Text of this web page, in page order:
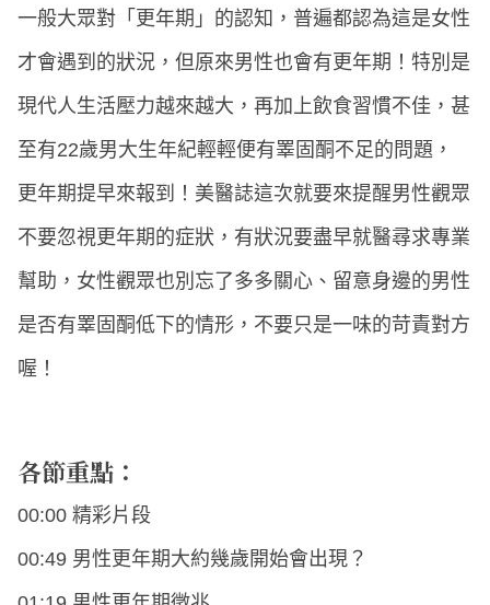
一般大眾對「更年期」的認知，普遍都認為這是女性
才會遇到的狀況，但原來男性也會有更年期！特別是
現代人生活壓力越來越大，再加上飲食習慣不佳，甚
至有22歲男大生年紀輕輕便有睪固酮不足的問題，
更年期提早來報到！美醫誌這次就要來提醒男性觀眾
不要忽視更年期的症狀，有狀況要盡早就醫尋求專業
幫助，女性觀眾也別忘了多多關心、留意身邊的男性
是否有睪固酮低下的情形，不要只是一味的苛責對方
喔！
各節重點：
00:00 精彩片段
00:49 男性更年期大約幾歲開始會出現？